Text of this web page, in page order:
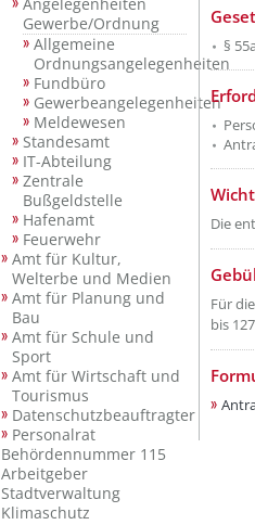
Angelegenheiten
Gewerbe/Ordnung
Allgemeine
Ordnungsangelegenheiten
Fundbüro
Gewerbeangelegenheiten
Meldewesen
Standesamt
IT-Abteilung
Zentrale
Bußgeldstelle
Hafenamt
Feuerwehr
Amt für Kultur,
Welterbe und Medien
Amt für Planung und
Bau
Amt für Schule und
Sport
Amt für Wirtschaft und
Tourismus
Datenschutzbeauftragter
Personalrat
Behördennummer 115
Arbeitgeber
Stadtverwaltung
Klimaschutz
§
Die
Für
bis